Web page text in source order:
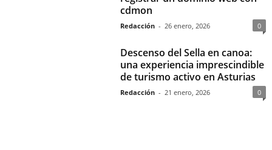
cdmon
Redacción - 26 enero, 2026 0
Descenso del Sella en canoa:
una experiencia imprescindible
de turismo activo en Asturias
Redacción - 21 enero, 2026 0